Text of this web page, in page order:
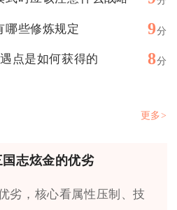
哪些修炼规定 9分
点是如何获得的 8分
更多>
志炫金的优劣
劣，核心看属性压制、技